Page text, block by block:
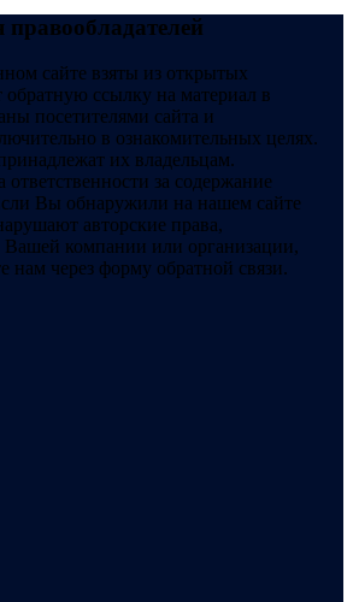
сайте взяты из открытых
ссылку на материал в
посетителями сайта и
в ознакомительных целях.
их владельцам.
за содержание
Вы обнаружили на нашем сайте
авторские права,
компании или организации,
нам через форму обратной связи.